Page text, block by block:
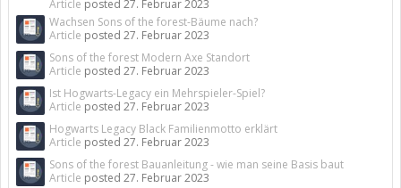
Article posted 27. Februar 2023
Wachsen Sons of the forest-Bäume nach?
Article posted 27. Februar 2023
Sons of the forest Modern Axe Standort
Article posted 27. Februar 2023
Ist Hogwarts-Legacy ein Mehrspieler-Spiel?
Article posted 27. Februar 2023
Hogwarts Legacy Black Familienmotto erklärt
Article posted 27. Februar 2023
Sons of the forest Bauanleitung - wie man seine Basis baut
Article posted 27. Februar 2023